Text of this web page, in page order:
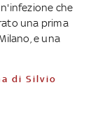
che
una prima
e una